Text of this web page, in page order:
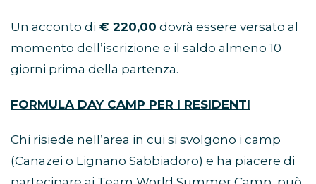
Un acconto di € 220,00 dovrà essere versato al
momento dell’iscrizione e il saldo almeno 10
giorni prima della partenza.
FORMULA DAY CAMP PER I RESIDENTI
Chi risiede nell’area in cui si svolgono i camp
(Canazei o Lignano Sabbiadoro) e ha piacere di